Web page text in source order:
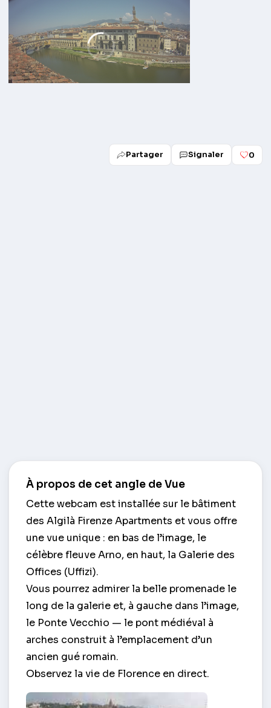
Partager Signaler 0
À propos de cet angle de Vue
Cette webcam est installée sur le bâtiment
des Algilà Firenze Apartments et vous offre
une vue unique : en bas de l’image, le
célèbre fleuve Arno, en haut, la Galerie des
Offices (Uffizi).
Vous pourrez admirer la belle promenade le
long de la galerie et, à gauche dans l’image,
le Ponte Vecchio — le pont médiéval à
arches construit à l’emplacement d’un
ancien gué romain.
Observez la vie de Florence en direct.